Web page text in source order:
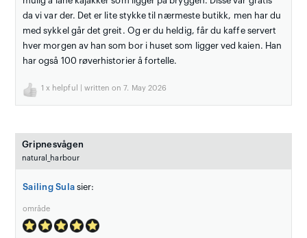
da vi var der. Det er lite stykke til nærmeste butikk, men har du
med sykkel går det greit. Og er du heldig, får du kaffe servert
hver morgen av han som bor i huset som ligger ved kaien. Han
har også 100 røverhistorier å fortelle.
1 x helpful | written on 7. May 2026
Gripnesvågen
natural_harbour
Sailing Sula sier:
område